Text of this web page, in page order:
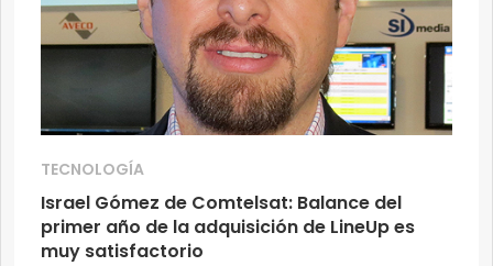
TECNOLOGÍA
Israel Gómez de Comtelsat: Balance del
primer año de la adquisición de LineUp es
muy satisfactorio